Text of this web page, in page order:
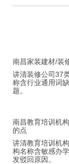
南昌家装建材/装
讲清装修公司37
称含行业通用词
题。
南昌教育培训机
的点
讲清教育培训机
构名称含敏感办
发驳回原因。